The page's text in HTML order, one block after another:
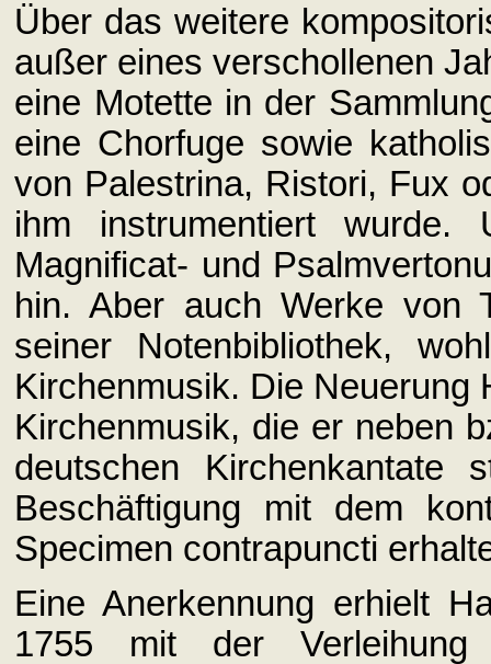
Über das weitere
außer eines verschollenen
eine Motette in der
eine Chorfuge sowie
von Palestrina, Ristori, Fux
ihm instrumentiert
Magnificat- und
hin. Aber auch Werke von
seiner Notenbibliothek,
Kirchenmusik. Die Neuerung
Kirchenmusik, die er neben
deutschen Kirchenkantate
Beschäftigung mit dem
Specimen contrapuncti
Eine Anerkennung erhielt
1755 mit der